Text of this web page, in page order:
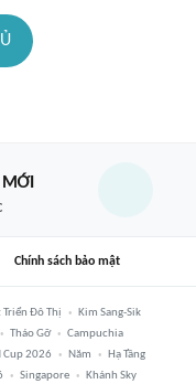
Chính sách bảo mật
Triển Đô Thị
Kim Sang-Sik
Tháo Gỡ
Campuchia
Cup 2026 Năm
Hạ Tầng
Singapore Khánh Sky